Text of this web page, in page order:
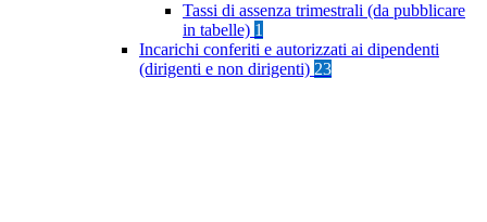
Tassi di assenza trimestrali (da pubblicare
in tabelle) 1
Incarichi conferiti e autorizzati ai dipendenti
(dirigenti e non dirigenti) 23